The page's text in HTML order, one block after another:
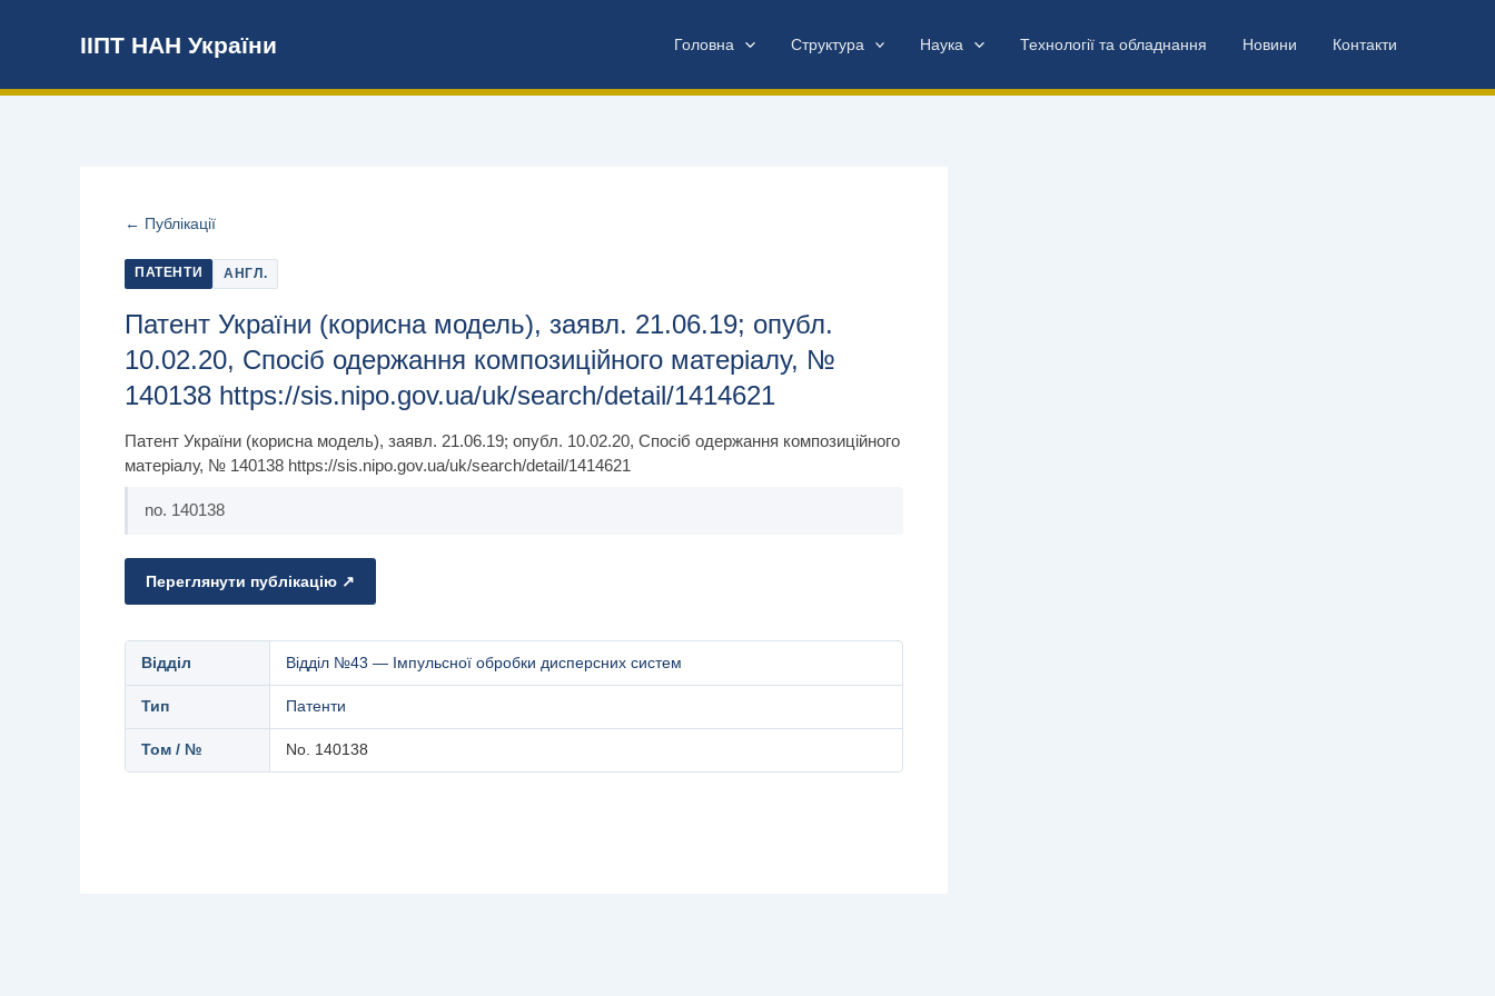
ІІПТ НАН України Головна Структура Наука Технології та обладнання Новини Контакти
← Публікації
ПАТЕНТИ АНГЛ.
Патент України (корисна модель), заявл. 21.06.19; опубл.
10.02.20, Спосіб одержання композиційного матеріалу, №
140138 https://sis.nipo.gov.ua/uk/search/detail/1414621
Патент України (корисна модель), заявл. 21.06.19; опубл. 10.02.20, Спосіб одержання композиційного
матеріалу, № 140138 https://sis.nipo.gov.ua/uk/search/detail/1414621
no. 140138
Переглянути публікацію ↗
Відділ Відділ №43 — Імпульсної обробки дисперсних систем
Тип Патенти
Том / № No. 140138